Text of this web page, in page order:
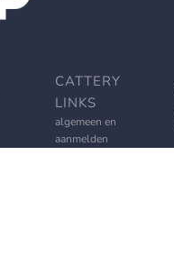
CATTERY
LINKS
algemeen en
aanmelden